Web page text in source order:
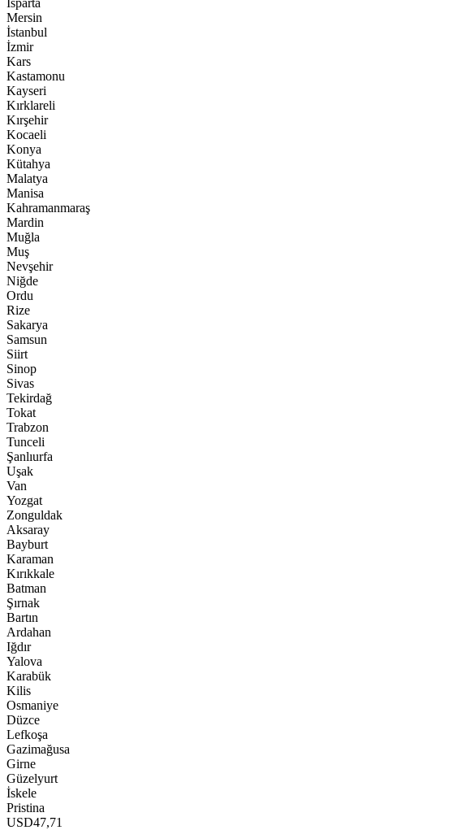
Isparta
Mersin
İstanbul
İzmir
Kars
Kastamonu
Kayseri
Kırklareli
Kırşehir
Kocaeli
Konya
Kütahya
Malatya
Manisa
Kahramanmaraş
Mardin
Muğla
Muş
Nevşehir
Niğde
Ordu
Rize
Sakarya
Samsun
Siirt
Sinop
Sivas
Tekirdağ
Tokat
Trabzon
Tunceli
Şanlıurfa
Uşak
Van
Yozgat
Zonguldak
Aksaray
Bayburt
Karaman
Kırıkkale
Batman
Şırnak
Bartın
Ardahan
Iğdır
Yalova
Karabük
Kilis
Osmaniye
Düzce
Lefkoşa
Gazimağusa
Girne
Güzelyurt
İskele
Pristina
USD47,71